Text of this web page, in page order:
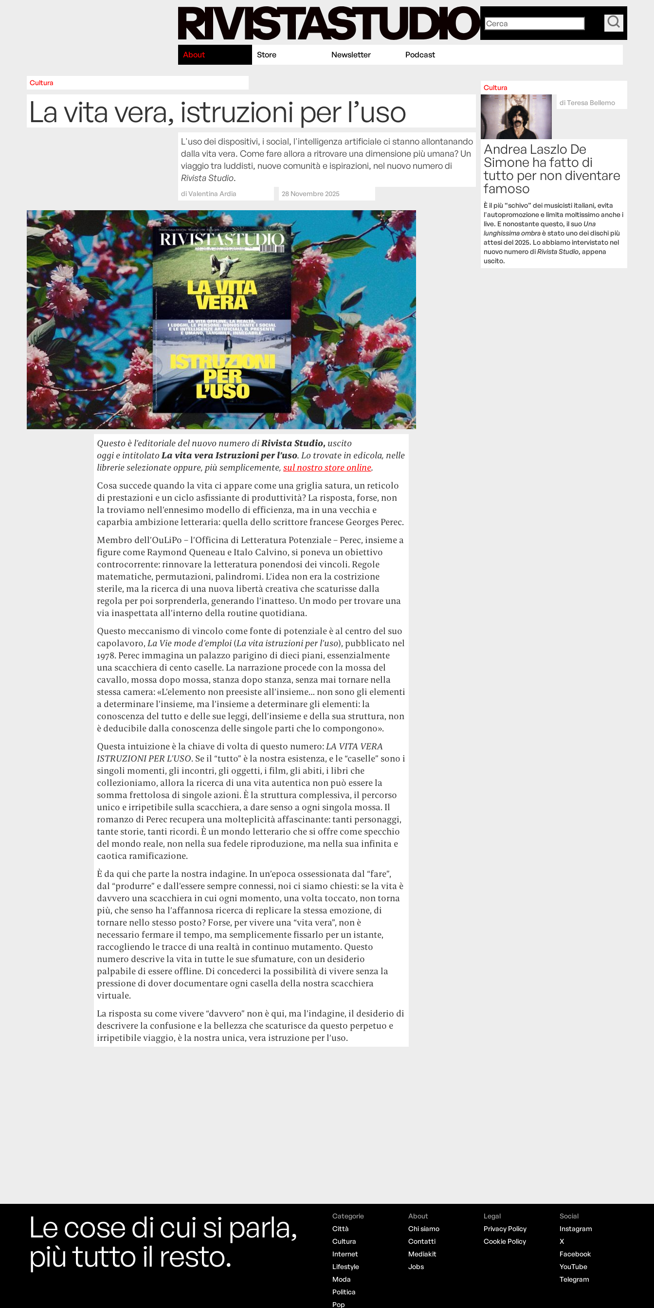
About Store Newsletter Podcast
Cultura
La vita vera, istruzioni per l’uso
L'uso dei dispositivi, i social, l'intelligenza artificiale ci stanno allontanando
dalla vita vera. Come fare allora a ritrovare una dimensione più umana? Un
viaggio tra luddisti, nuove comunità e ispirazioni, nel nuovo numero di
Rivista Studio.
diValentina Ardia 28 Novembre 2025
Questo è l’editoriale del nuovo numero diRivista Studio, uscito
oggi e intitolatoLa vita vera Istruzioni per l’uso. Lo trovate in edicola, nelle
librerie selezionate oppure, più semplicemente,sul nostro store online.
Cosa succede quando la vita ci appare come una griglia satura, un reticolo
di prestazioni e un ciclo asfissiante di produttività? La risposta, forse, non
la troviamo nell’ennesimo modello di efficienza, ma in una vecchia e
caparbia ambizione letteraria: quella dello scrittore francese Georges Perec.
Membro dell’OuLiPo – l’Officina di Letteratura Potenziale – Perec, insieme a
figure come Raymond Queneau e Italo Calvino, si poneva un obiettivo
controcorrente: rinnovare la letteratura ponendosi dei vincoli. Regole
matematiche, permutazioni, palindromi. L’idea non era la costrizione
sterile, ma la ricerca di una nuova libertà creativa che scaturisse dalla
regola per poi sorprenderla, generando l’inatteso. Un modo per trovare una
via inaspettata all’interno della routine quotidiana.
Questo meccanismo di vincolo come fonte di potenziale è al centro del suo
capolavoro,La Vie mode d’emploi (La vita istruzioni per l’uso), pubblicato nel
1978. Perec immagina un palazzo parigino di dieci piani, essenzialmente
una scacchiera di cento caselle. La narrazione procede con la mossa del
cavallo, mossa dopo mossa, stanza dopo stanza, senza mai tornare nella
stessa camera: «L’elemento non preesiste all’insieme… non sono gli elementi
a determinare l’insieme, ma l’insieme a determinare gli elementi: la
conoscenza del tutto e delle sue leggi, dell’insieme e della sua struttura, non
è deducibile dalla conoscenza delle singole parti che lo compongono».
Questa intuizione è la chiave di volta di questo numero:LA VITA VERA
ISTRUZIONI PER L’USO. Se il “tutto” è la nostra esistenza, e le “caselle” sono i
singoli momenti, gli incontri, gli oggetti, i film, gli abiti, i libri che
collezioniamo, allora la ricerca di una vita autentica non può essere la
somma frettolosa di singole azioni. È la struttura complessiva, il percorso
unico e irripetibile sulla scacchiera, a dare senso a ogni singola mossa. Il
romanzo di Perec recupera una molteplicità affascinante: tanti personaggi,
tante storie, tanti ricordi. È un mondo letterario che si offre come specchio
del mondo reale, non nella sua fedele riproduzione, ma nella sua infinita e
caotica ramificazione.
È da qui che parte la nostra indagine. In un’epoca ossessionata dal “fare”,
dal “produrre” e dall’essere sempre connessi, noi ci siamo chiesti: se la vita è
davvero una scacchiera in cui ogni momento, una volta toccato, non torna
più, che senso ha l’affannosa ricerca di replicare la stessa emozione, di
tornare nello stesso posto? Forse, per vivere una “vita vera”, non è
necessario fermare il tempo, ma semplicemente fissarlo per un istante,
raccogliendo le tracce di una realtà in continuo mutamento. Questo
numero descrive la vita in tutte le sue sfumature, con un desiderio
palpabile di essere offline. Di concederci la possibilità di vivere senza la
pressione di dover documentare ogni casella della nostra scacchiera
virtuale.
La risposta su come vivere “davvero” non è qui, ma l’indagine, il desiderio di
descrivere la confusione e la bellezza che scaturisce da questo perpetuo e
irripetibile viaggio, è la nostra unica, vera istruzione per l’uso.
Cultura
diTeresa Bellemo
Andrea Laszlo De
Simone ha fatto di
tutto per non diventare
famoso
È il più “schivo” dei musicisti italiani, evita
l'autopromozione e limita moltissimo anche i
live. E nonostante questo, il suo Una
lunghissima ombraè stato uno dei dischi più
attesi del 2025. Lo abbiamo intervistato nel
nuovo numero diRivista Studio, appena
uscito.
Le cose di cui si parla,
più tutto il resto.
Categorie
Città
Cultura
Internet
Lifestyle
Moda
Politica
Pop
About
Chi siamo
Contatti
Mediakit
Jobs
Legal
Privacy Policy
Cookie Policy
Social
Instagram
X
Facebook
YouTube
Telegram